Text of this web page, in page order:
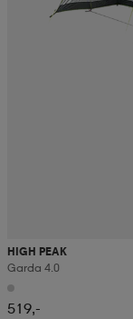
HIGH PEAK
Garda 4.0
519,-